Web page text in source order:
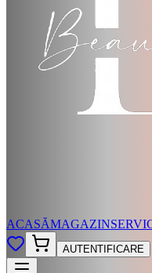
ACASĂMAGAZIN
AUTENTIFICARE